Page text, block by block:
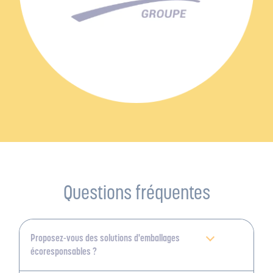
Questions fréquentes
Proposez-vous des solutions d'emballages
écoresponsables ?